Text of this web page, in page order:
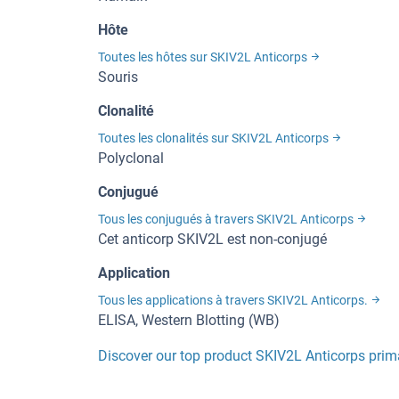
Hôte
Toutes les hôtes sur SKIV2L Anticorps
Souris
Clonalité
Toutes les clonalités sur SKIV2L Anticorps
Polyclonal
Conjugué
Tous les conjugués à travers SKIV2L Anticorps
Cet anticorp SKIV2L est non-conjugé
Application
Tous les applications à travers SKIV2L Anticorps.
ELISA, Western Blotting (WB)
Discover our top product SKIV2L Anticorps